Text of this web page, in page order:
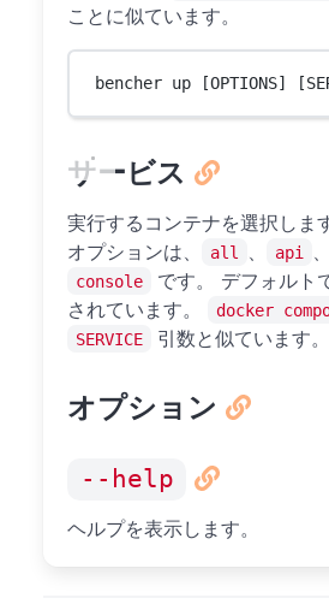
ことに似ています。
bencher up [OPTIONS]
サービス
実行するコンテナを選択しま
オプションは、
all api
console です。 デフォルト
されています。
docker
SERVICE 引数と似ています。
オプション
--help
ヘルプを表示します。